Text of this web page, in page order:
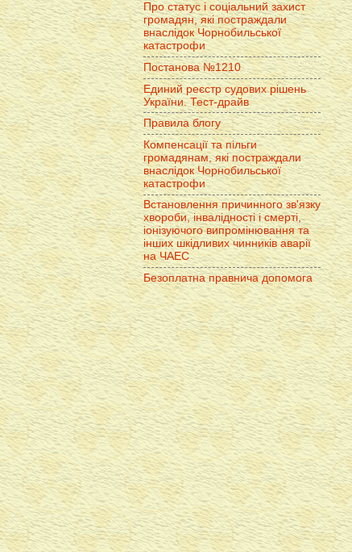
Про статус і соціальний захист
громадян, які постраждали
внаслідок Чорнобильської
катастрофи
Постанова №1210
Единий реєстр судових рішень
України. Тест-драйв
Правила блогу
Компенсації та пільги
громадянам, які постраждали
внаслідок Чорнобильської
катастрофи
Встановлення причинного зв'язку
хвороби, інвалідності і смерті,
іонізуючого випромінювання та
інших шкідливих чинників аварії
на ЧАЕС
Безоплатна правнича допомога